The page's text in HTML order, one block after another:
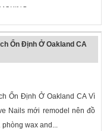
Ổn Định Ở Oakland CA
Ổn Định Ở Oakland CA Vì
Nails mới remodel nên đồ
phòng wax and...